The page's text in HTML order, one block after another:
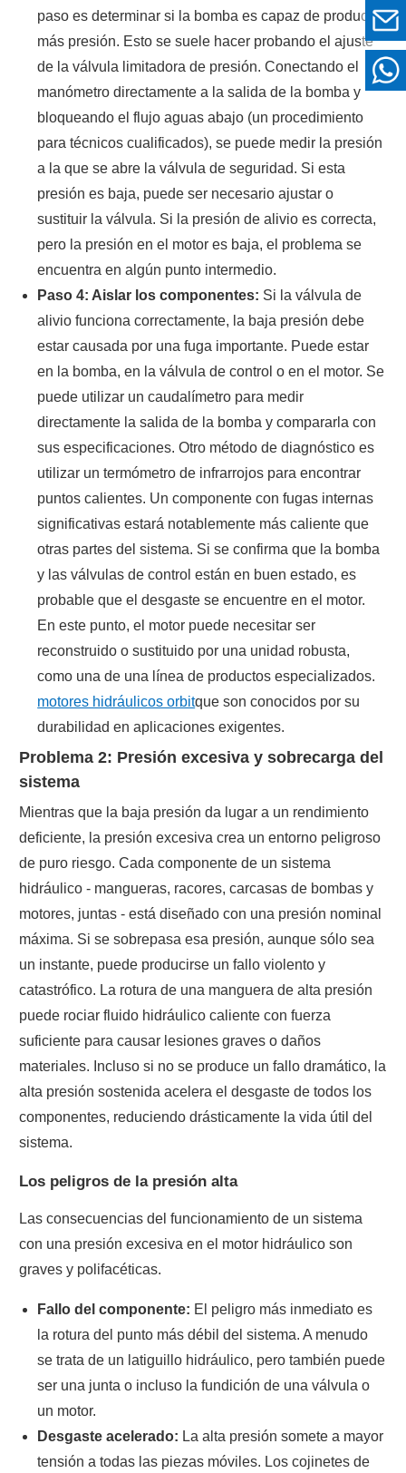
paso es determinar si la bomba es capaz de producir
más presión. Esto se suele hacer probando el ajuste
de la válvula limitadora de presión. Conectando el
manómetro directamente a la salida de la bomba y
bloqueando el flujo aguas abajo (un procedimiento
para técnicos cualificados), se puede medir la presión
a la que se abre la válvula de seguridad. Si esta
presión es baja, puede ser necesario ajustar o
sustituir la válvula. Si la presión de alivio es correcta,
pero la presión en el motor es baja, el problema se
encuentra en algún punto intermedio.
Paso 4: Aislar los componentes: Si la válvula de
alivio funciona correctamente, la baja presión debe
estar causada por una fuga importante. Puede estar
en la bomba, en la válvula de control o en el motor. Se
puede utilizar un caudalímetro para medir
directamente la salida de la bomba y compararla con
sus especificaciones. Otro método de diagnóstico es
utilizar un termómetro de infrarrojos para encontrar
puntos calientes. Un componente con fugas internas
significativas estará notablemente más caliente que
otras partes del sistema. Si se confirma que la bomba
y las válvulas de control están en buen estado, es
probable que el desgaste se encuentre en el motor.
En este punto, el motor puede necesitar ser
reconstruido o sustituido por una unidad robusta,
como una de una línea de productos especializados.
motores hidráulicos orbitque son conocidos por su
durabilidad en aplicaciones exigentes.
Problema 2: Presión excesiva y sobrecarga del
sistema
Mientras que la baja presión da lugar a un rendimiento
deficiente, la presión excesiva crea un entorno peligroso
de puro riesgo. Cada componente de un sistema
hidráulico - mangueras, racores, carcasas de bombas y
motores, juntas - está diseñado con una presión nominal
máxima. Si se sobrepasa esa presión, aunque sólo sea
un instante, puede producirse un fallo violento y
catastrófico. La rotura de una manguera de alta presión
puede rociar fluido hidráulico caliente con fuerza
suficiente para causar lesiones graves o daños
materiales. Incluso si no se produce un fallo dramático, la
alta presión sostenida acelera el desgaste de todos los
componentes, reduciendo drásticamente la vida útil del
sistema.
Los peligros de la presión alta
Las consecuencias del funcionamiento de un sistema
con una presión excesiva en el motor hidráulico son
graves y polifacéticas.
Fallo del componente: El peligro más inmediato es
la rotura del punto más débil del sistema. A menudo
se trata de un latiguillo hidráulico, pero también puede
ser una junta o incluso la fundición de una válvula o
un motor.
Desgaste acelerado: La alta presión somete a mayor
tensión a todas las piezas móviles. Los cojinetes de